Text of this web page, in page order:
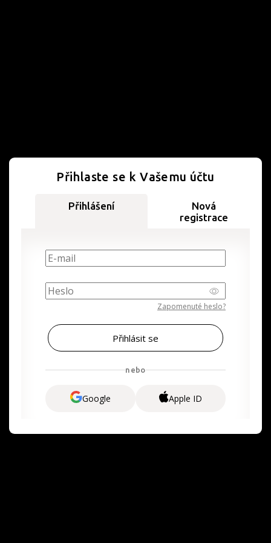
Přihlaste se k Vašemu účtu
Přihlášení
Nová
registrace
Zapomenuté heslo?
nebo
Google Apple ID